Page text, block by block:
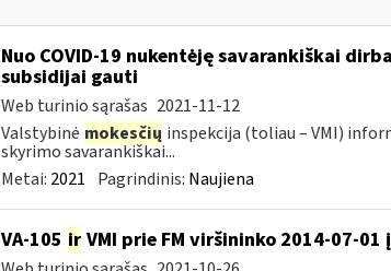
Nuo COVID-19 nukentėję savarankiškai
subsidijai gauti
Web turinio sąrašas 2021-11-12
Valstybinė mokesčių inspekcija (toliau – VMI)
skyrimo savarankiškai...
Metai: 2021 Pagrindinis: Naujiena
VA-105 irVMI prie FM viršininko 2014-07-01